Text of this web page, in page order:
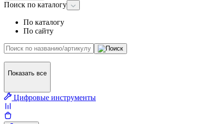
Поиск по каталогу
По каталогу
По сайту
Показать все
Цифровые инструменты